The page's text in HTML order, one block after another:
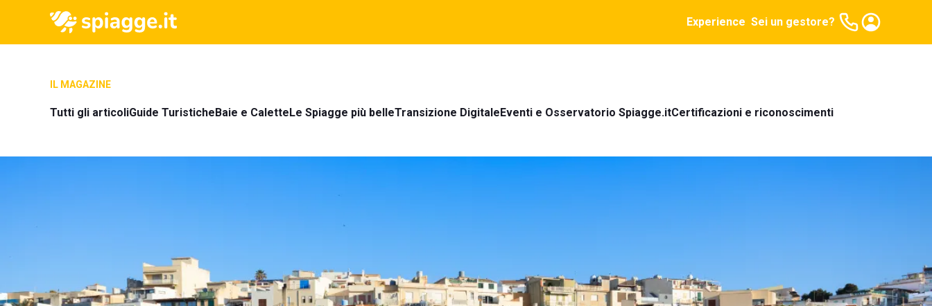
Experience Sei un gestore?
IL MAGAZINE
Tutti gli articoliGuide TuristicheBaie e CaletteLe Spiagge più belleTransizione DigitaleEventi e Osservatorio Spiagge.itCertificazioni e riconoscimenti